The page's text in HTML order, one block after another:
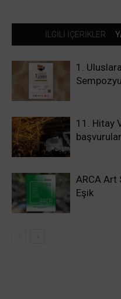
İLGİLİ İÇERİKLER
1.
11. Hitay
ARCA Art
Eşik